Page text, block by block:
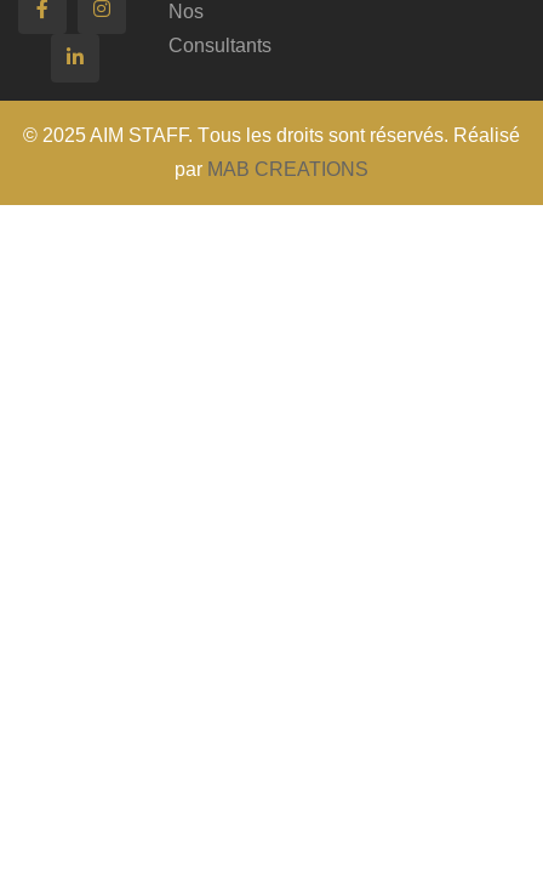
Nos
Consultants
© 2025 AIM STAFF. Tous les droits sont réservés. Réalisé
par MAB CREATIONS